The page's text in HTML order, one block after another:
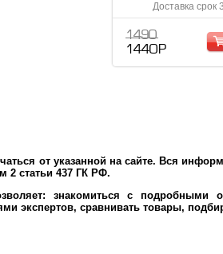
Доставка срок
1 490
1 440 Р
от указанной на сайте. Вся
2 статьи 437 ГК РФ.
знакомиться с подробными
экспертов, сравнивать товары,